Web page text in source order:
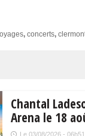
, concerts,
Chantal
Arena le 18
La maison de
Le 03/08/2026 - 06h51